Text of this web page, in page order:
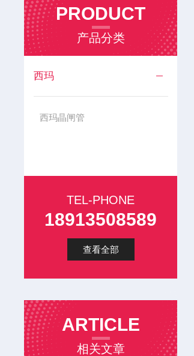
PRODUCT
产品分类
西玛
西玛晶闸管
TEL-PHONE
18913508589
查看全部
ARTICLE
相关文章